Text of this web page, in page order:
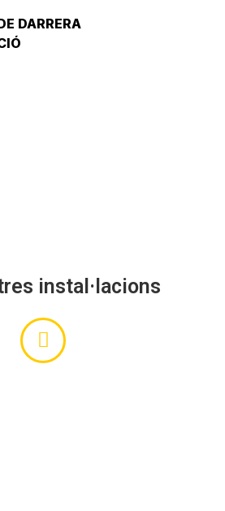
DARRERA
instal·lacions